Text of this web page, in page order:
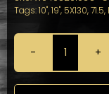
Tags:10",19", 5X130,71.5,
OZ
10X19